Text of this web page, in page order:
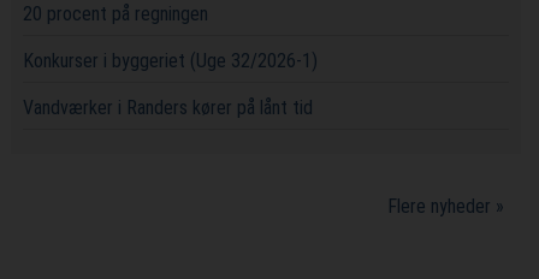
20 procent på regningen
Konkurser i byggeriet (Uge 32/2026-1)
Vandværker i Randers kører på lånt tid
Flere nyheder »